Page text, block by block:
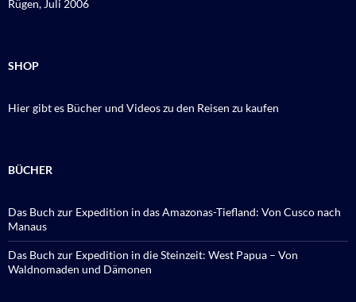
Rügen, Juli 2006
SHOP
Hier gibt es Bücher und Videos zu den Reisen zu kaufen
BÜCHER
Das Buch zur Expedition in das Amazonas-Tiefland: Von Cusco nach
Manaus
Das Buch zur Expedition in die Steinzeit: West Papua – Von
Waldnomaden und Dämonen